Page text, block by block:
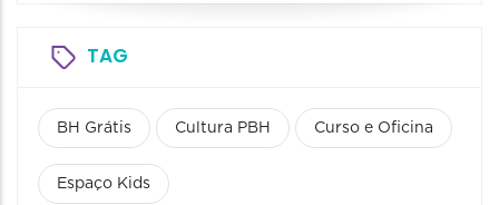
TAG
BH Grátis Cultura PBH Curso e Oficina
Espaço Kids